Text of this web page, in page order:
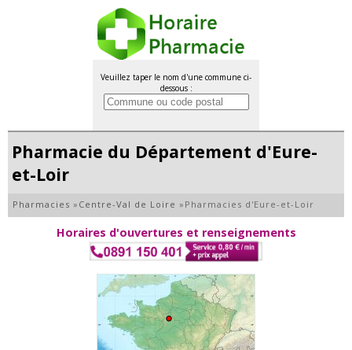
Veuillez taper le nom d'une commune ci-
dessous :
Pharmacie du Département d'Eure-
et-Loir
Pharmacies » Centre-Val de Loire » Pharmacies d'Eure-et-Loir
Horaires d'ouvertures et renseignements